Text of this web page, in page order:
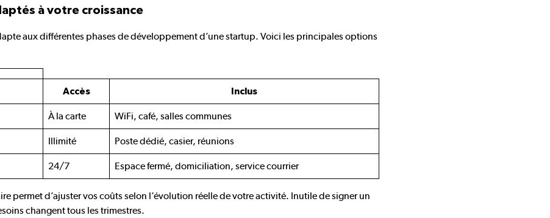
à votre croissance
aux différentes phases de développement d’une startup. Voici les principales options
Accès Inclus
À la carte WiFi, café, salles communes
Illimité Poste dédié, casier, réunions
24/7 Espace fermé, domiciliation, service courrier
permet d’ajuster vos coûts selon l’évolution réelle de votre activité. Inutile de signer un
changent tous les trimestres.